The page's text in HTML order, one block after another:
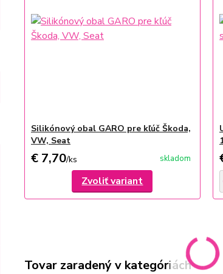
Silikónový obal GARO pre kľúč Škoda,
VW, Seat
€ 7,70/ks skladom
Zvoliť variant
Tovar zaradený v kategóriách